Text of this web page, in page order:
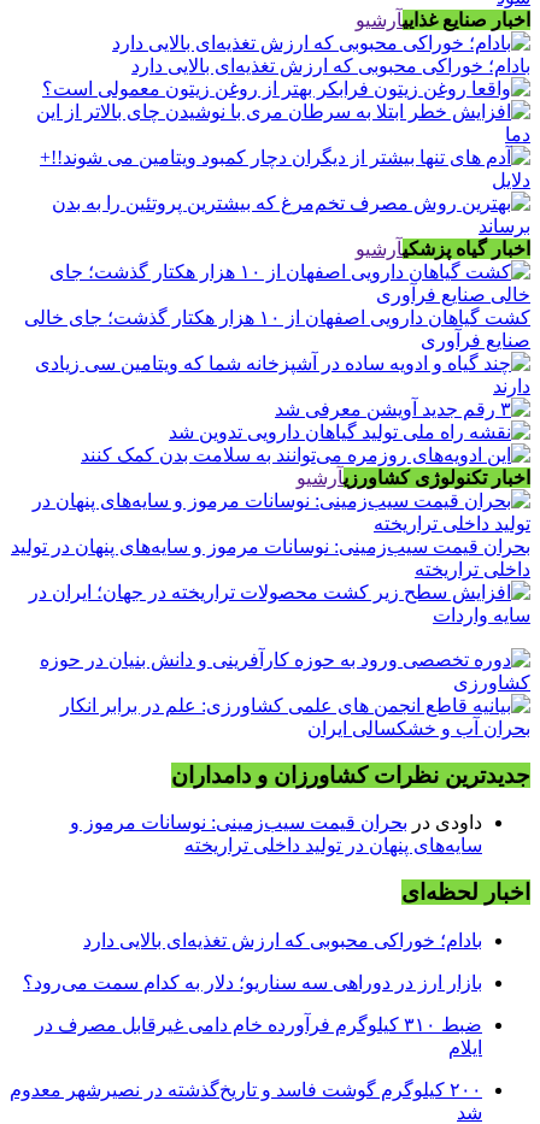
اخبار صنایع غذاییآرشیو
بادام؛ خوراکی محبوبی که ارزش تغذیه‌ای بالایی دارد
اخبار گیاه پزشکیآرشیو
کشت گیاهان دارویی اصفهان از ۱۰ هزار هکتار گذشت؛ جای خالی
صنایع فرآوری
اخبار تکنولوژی کشاورزیآرشیو
بحران قیمت سیب‌زمینی: نوسانات مرموز و سایه‌های پنهان در تولید
داخلی تراریخته
جدیدترین نظرات کشاورزان و دامداران
داودی در بحران قیمت سیب‌زمینی: نوسانات مرموز و
سایه‌های پنهان در تولید داخلی تراریخته
اخبار لحظه‌ای
بادام؛ خوراکی محبوبی که ارزش تغذیه‌ای بالایی دارد
بازار ارز در دوراهی سه سناریو؛ دلار به کدام سمت می‌رود؟
ضبط ۳۱۰ کیلوگرم فرآورده خام دامی غیرقابل مصرف در
ایلام
۲۰۰ کیلوگرم گوشت فاسد و تاریخ‌گذشته در نصیرشهر معدوم
شد